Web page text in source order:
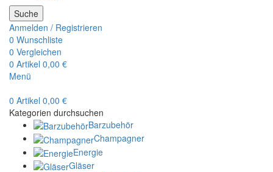
Suche
Anmelden / Registrieren
0 Wunschliste
0 Vergleichen
0 Artikel 0,00 €
Menü
0 Artikel 0,00 €
Kategorien durchsuchen
Barzubehör
Champagner
Energie
Gläser